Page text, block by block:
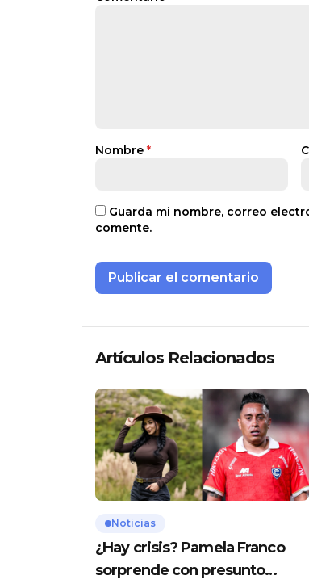
Nombre *
Guarda mi nombre, correo
comente.
Artículos Relacionados
Noticias
¿Hay crisis? Pamela Franco
sorprende con presunto